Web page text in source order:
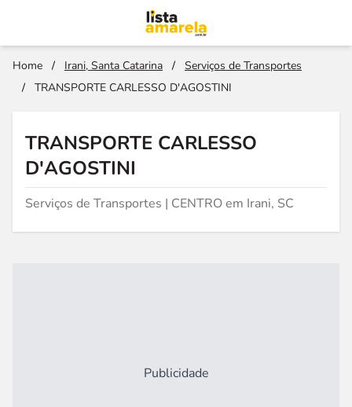
Home / Irani, Santa Catarina /
Serviços de Transportes
/
TRANSPORTE CARLESSO D'AGOSTINI
TRANSPORTE CARLESSO
D'AGOSTINI
Serviços de Transportes | CENTRO em Irani, SC
Publicidade